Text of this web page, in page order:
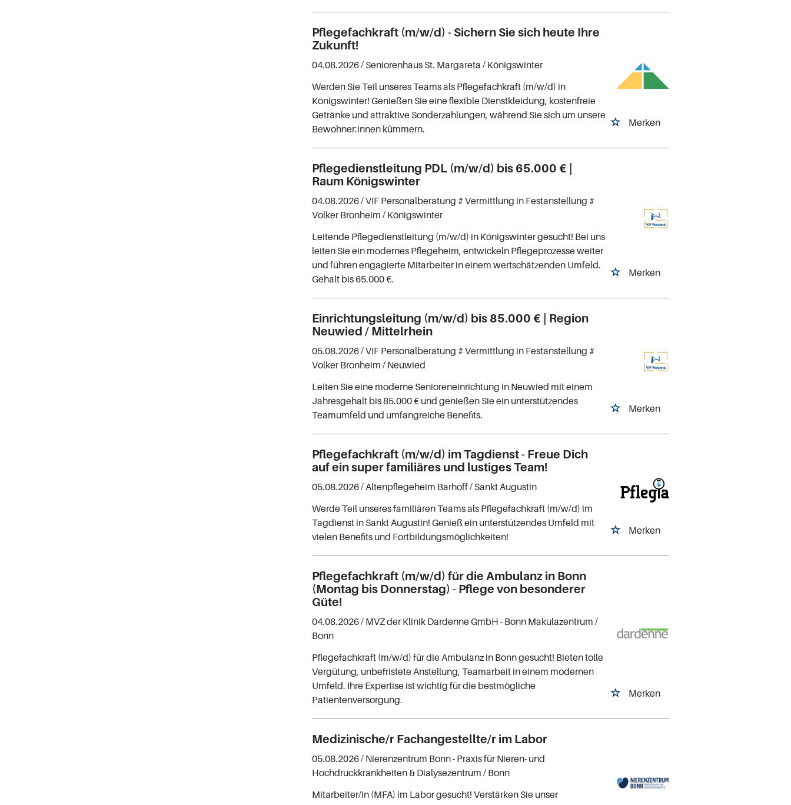
Pflegefachkraft (m/w/d) - Sichern Sie sich heute Ihre
Zukunft!
Merken
04.08.2026 / Seniorenhaus St. Margareta / Königswinter
Werden Sie Teil unseres Teams als Pflegefachkraft (m/w/d) in
Königswinter! Genießen Sie eine flexible Dienstkleidung, kostenfreie
Getränke und attraktive Sonderzahlungen, während Sie sich um unsere
Bewohner:innen kümmern.
Pflegedienstleitung PDL (m/w/d) bis 65.000 € |
Raum Königswinter
Merken
04.08.2026 /VIF Personalberatung # Vermittlung in Festanstellung #
Volker Bronheim / Königswinter
Leitende Pflegedienstleitung (m/w/d) in Königswinter gesucht! Bei uns
leiten Sie ein modernes Pflegeheim, entwickeln Pflegeprozesse weiter
und führen engagierte Mitarbeiter in einem wertschätzenden Umfeld.
Gehalt bis 65.000 €.
Einrichtungsleitung (m/w/d) bis 85.000 € | Region
Neuwied / Mittelrhein
Merken
05.08.2026 /VIF Personalberatung # Vermittlung in Festanstellung #
Volker Bronheim / Neuwied
Leiten Sie eine moderne Senioreneinrichtung in Neuwied mit einem
Jahresgehalt bis 85.000 € und genießen Sie ein unterstützendes
Teamumfeld und umfangreiche Benefits.
Pflegefachkraft (m/w/d) im Tagdienst - Freue Dich
auf ein super familiäres und lustiges Team!
Merken
05.08.2026 / Altenpflegeheim Barhoff/ Sankt Augustin
Werde Teil unseres familiären Teams als Pflegefachkraft (m/w/d) im
Tagdienst in Sankt Augustin! Genieß ein unterstützendes Umfeld mit
vielen Benefits und Fortbildungsmöglichkeiten!
Pflegefachkraft (m/w/d) für die Ambulanz in Bonn
(Montag bis Donnerstag) - Pflege von besonderer
Güte!
Merken
04.08.2026 / MVZ der Klinik Dardenne GmbH - Bonn Makulazentrum /
Bonn
Pflegefachkraft (m/w/d) für die Ambulanz in Bonn gesucht! Bieten tolle
Vergütung, unbefristete Anstellung, Teamarbeit in einem modernen
Umfeld. Ihre Expertise ist wichtig für die bestmögliche
Patientenversorgung.
Medizinische/r Fachangestellte/r im Labor
05.08.2026 / Nierenzentrum Bonn - Praxis für Nieren- und
Hochdruckkrankheiten & Dialysezentrum / Bonn
Mitarbeiter/in (MFA) im Labor gesucht! Verstärken Sie unser